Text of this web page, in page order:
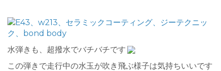
水弾きも、超撥水でバチバチです
この弾きで走行中の水玉が吹き飛ぶ様子は気持ちいいです